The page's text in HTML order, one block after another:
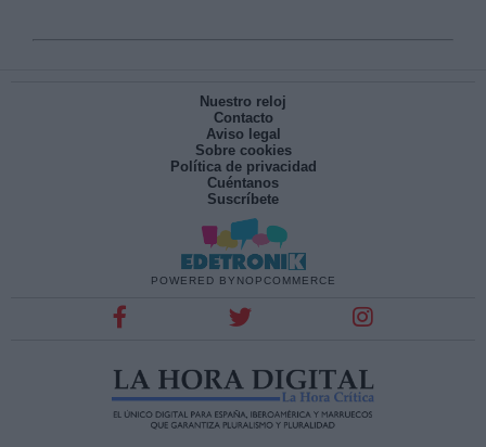
Nuestro reloj
Contacto
Aviso legal
Sobre cookies
Política de privacidad
Cuéntanos
Suscríbete
POWERED BY NOPCOMMERCE